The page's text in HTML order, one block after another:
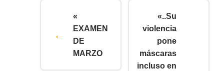
«
EXAMEN
DE
MARZO
«..Su
violencia
pone
máscaras
incluso en